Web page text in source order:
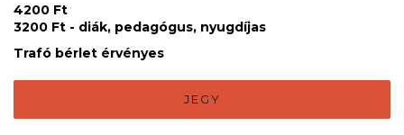
4200 Ft
3200 Ft - diák, pedagógus, nyugdíjas
Trafó bérlet érvényes
JEGY